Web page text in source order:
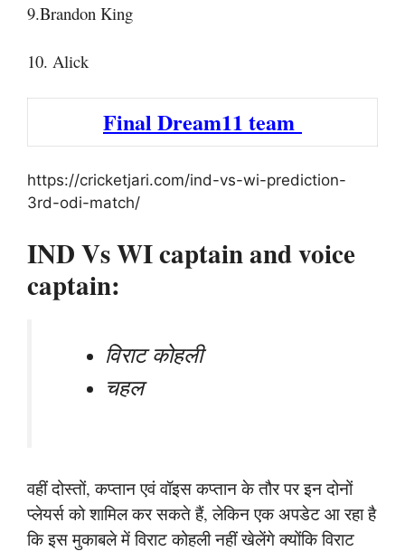
9.Brandon King
10. Alick
Final Dream11 team
https://cricketjari.com/ind-vs-wi-prediction-
3rd-odi-match/
IND Vs WI captain and voice
captain:
विराट कोहली
चहल
वहीं दोस्तों, कप्तान एवं वॉइस कप्तान के तौर पर इन दोनों
प्लेयर्स को शामिल कर सकते हैं, लेकिन एक अपडेट आ रहा है
कि इस मुकाबले में विराट कोहली नहीं खेलेंगे क्योंकि विराट